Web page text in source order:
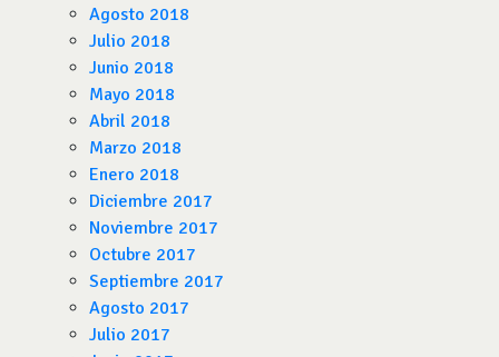
Agosto 2018
Julio 2018
Junio 2018
Mayo 2018
Abril 2018
Marzo 2018
Enero 2018
Diciembre 2017
Noviembre 2017
Octubre 2017
Septiembre 2017
Agosto 2017
Julio 2017